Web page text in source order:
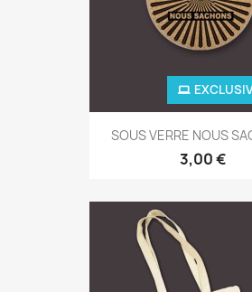
SOUS VERRE NOUS
3,00 €